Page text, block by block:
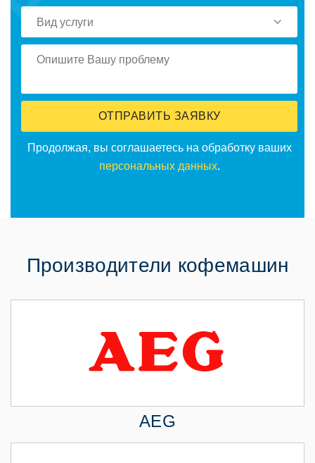
Вид услуги
ОТПРАВИТЬ ЗАЯВКУ
Продолжая, вы соглашаетесь на обработку ваших
персональных данных.
Производители кофемашин
AEG